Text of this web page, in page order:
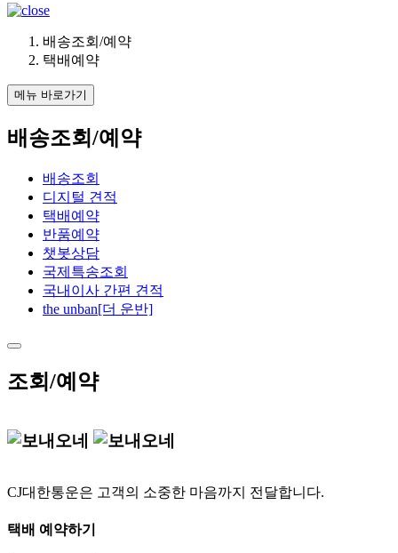
배송조회/예약
택배예약
메뉴 바로가기
배송조회/예약
배송조회
디지털 견적
택배예약
반품예약
챗봇상담
국제특송조회
국내이사 간편 견적
the unban[더 운반]
조회/예약
CJ대한통운은 고객의 소중한 마음까지 전달합니다.
택배 예약하기